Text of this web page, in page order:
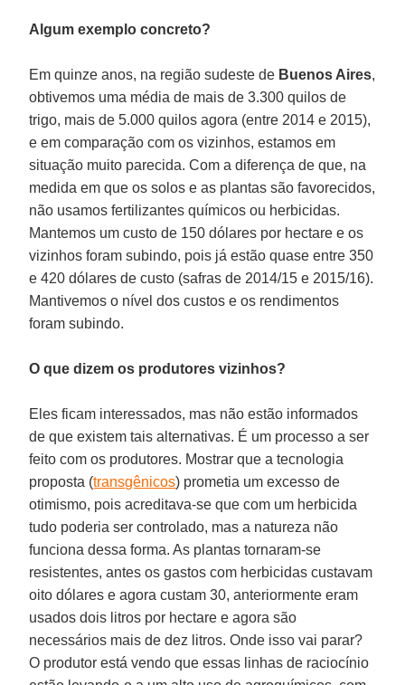
Algum exemplo concreto?
Em quinze anos, na região sudeste de Buenos Aires,
obtivemos uma média de mais de 3.300 quilos de
trigo, mais de 5.000 quilos agora (entre 2014 e 2015),
e em comparação com os vizinhos, estamos em
situação muito parecida. Com a diferença de que, na
medida em que os solos e as plantas são favorecidos,
não usamos fertilizantes químicos ou herbicidas.
Mantemos um custo de 150 dólares por hectare e os
vizinhos foram subindo, pois já estão quase entre 350
e 420 dólares de custo (safras de 2014/15 e 2015/16).
Mantivemos o nível dos custos e os rendimentos
foram subindo.
O que dizem os produtores vizinhos?
Eles ficam interessados, mas não estão informados
de que existem tais alternativas. É um processo a ser
feito com os produtores. Mostrar que a tecnologia
proposta (transgênicos) prometia um excesso de
otimismo, pois acreditava-se que com um herbicida
tudo poderia ser controlado, mas a natureza não
funciona dessa forma. As plantas tornaram-se
resistentes, antes os gastos com herbicidas custavam
oito dólares e agora custam 30, anteriormente eram
usados dois litros por hectare e agora são
necessários mais de dez litros. Onde isso vai parar?
O produtor está vendo que essas linhas de raciocínio